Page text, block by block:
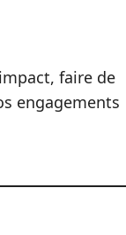
faire de
engagements